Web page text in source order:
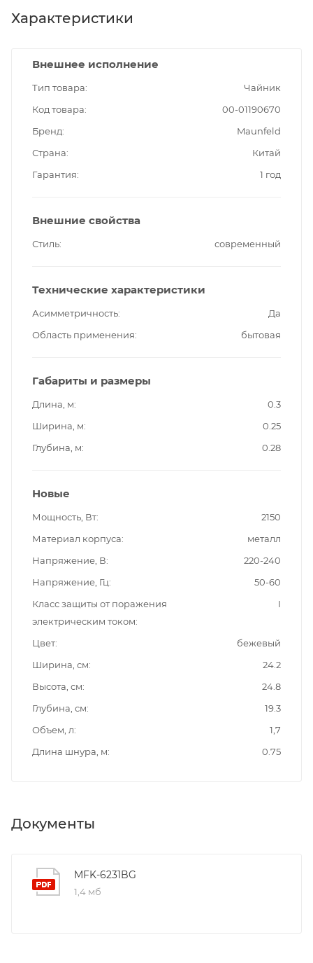
Характеристики
Внешнее исполнение
Тип товара
Чайник
Код товара
00-01190670
Бренд
Maunfeld
Страна
Китай
Гарантия
1 год
Внешние свойства
Стиль современный
Технические характеристики
Асимметричность
Да
Область применения
бытовая
Габариты и размеры
Длина, м
0.3
Ширина, м
0.25
Глубина, м
0.28
Новые
Мощность, Вт
2150
Материал корпуса
металл
Напряжение, В
220-240
Напряжение, Гц
50-60
Класс защиты от поражения
электрическим током
I
Цвет
бежевый
Ширина, см
24.2
Высота, см
24.8
Глубина, см
19.3
Объем, л
1,7
Длина шнура, м
0.75
Документы
MFK-6231BG
1,4 мб